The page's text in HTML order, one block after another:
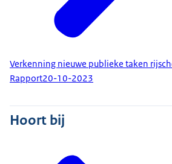
Verkenning nieuwe publieke taken
Rapport20-10-2023
Hoort bij